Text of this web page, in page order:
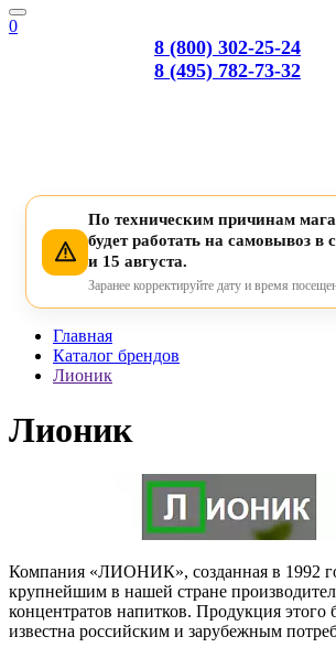
0
8 (800) 302-25-24
8 (495) 782-73-32
По техническим причинам
будет работать на самовывоз в
и 15 августа.
Заранее корректируйте дату и время
Главная
Каталог брендов
Лионик
Лионик
Компания «ЛИОНИК», созданная в 1992
крупнейшим в нашей стране
концентратов напитков. Продукция этого
известна российским и зарубежным